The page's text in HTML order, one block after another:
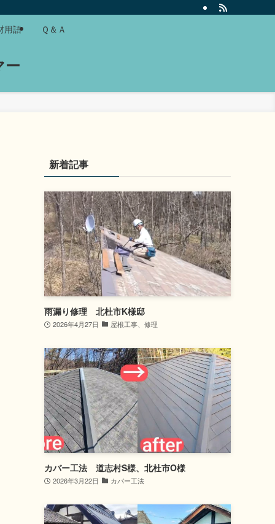
ー
用語 Ｑ＆Ａ
新着記事
雨漏り修理 北杜市K様邸
2026年4月27日 屋根工事、修理
カバー工法 道志村S様、北杜市O様
2026年3月22日 カバー工法